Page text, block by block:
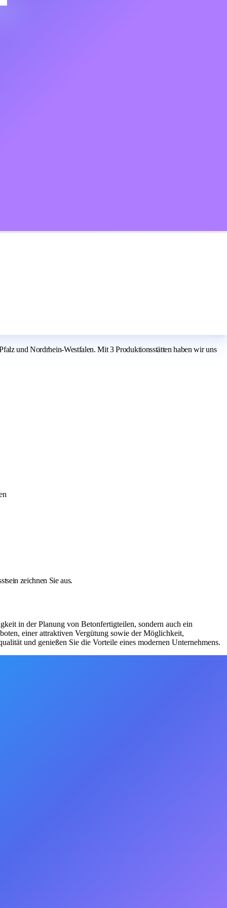
und Nordrhein-Westfalen. Mit 3 Produktionsstätten haben wir uns
zeichnen Sie aus.
in der Planung von Betonfertigteilen, sondern auch ein
einer attraktiven Vergütung sowie der Möglichkeit,
und genießen Sie die Vorteile eines modernen Unternehmens.